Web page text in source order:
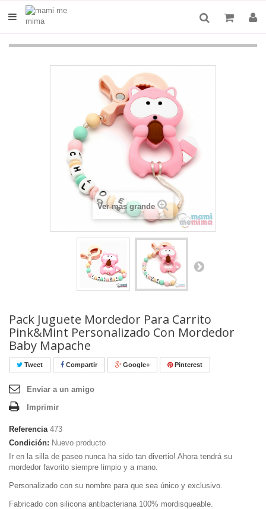
Ver más grande
Pack Juguete Mordedor Para Carrito
Pink&Mint Personalizado Con Mordedor
Baby Mapache
Tweet Compartir Google+ Pinterest
Enviar a un amigo
Imprimir
Referencia 473
Condición: Nuevo producto
Ir en la silla de paseo nunca ha sido tan divertio! Ahora tendrá su
mordedor favorito siempre limpio y a mano.
Personalizado con su nombre para que sea único y exclusivo.
Fabricado con silicona antibacteriana 100% mordisqueable.